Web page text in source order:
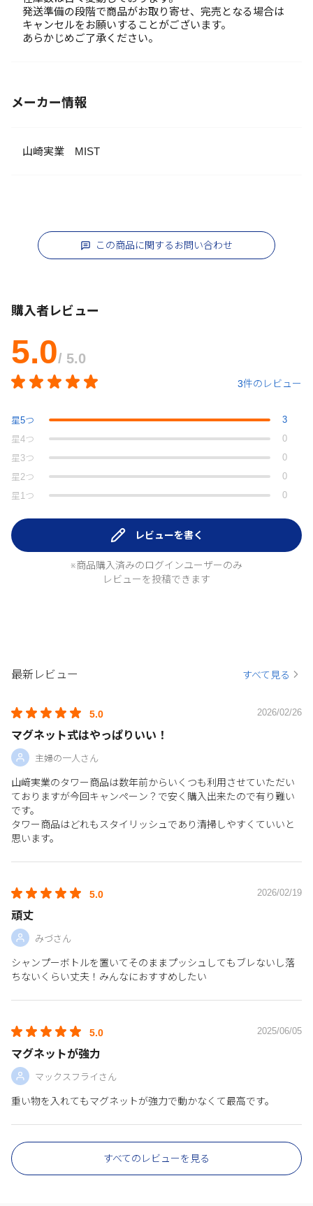
発送準備の段階で商品がお取り寄せ、完売となる場合は
キャンセルをお願いすることがございます。
あらかじめご了承ください。
メーカー情報
山崎実業 MIST
この商品に関するお問い合わせ
購入者レビュー
5.0/ 5.0
3件のレビュー
星5つ
3
星4つ
0
星 3つ
0
星 2つ
0
星 1つ 0
レビューを書く
※商品購入済みのログインユーザーのみ
レビューを投稿できます
最新レビュー すべて見る
5.0 2026/02/26
マグネット式はやっぱりいい！
主婦の一人さん
山﨑実業のタワー商品は数年前からいくつも利用させていただい
ておりますが今回キャンペーン？で安く購入出来たので有り難い
です。
タワー商品はどれもスタイリッシュであり清掃しやすくていいと
思います。
5.0 2026/02/19
頑丈
みづさん
シャンプーボトルを置いてそのままプッシュしてもブレないし落
ちないくらい丈夫！みんなにおすすめしたい
5.0 2025/06/05
マグネットが強力
マックスフライさん
重い物を入れてもマグネットが強力で動かなくて最高です。
すべてのレビューを見る